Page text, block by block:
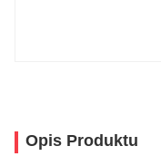
Opis Produktu